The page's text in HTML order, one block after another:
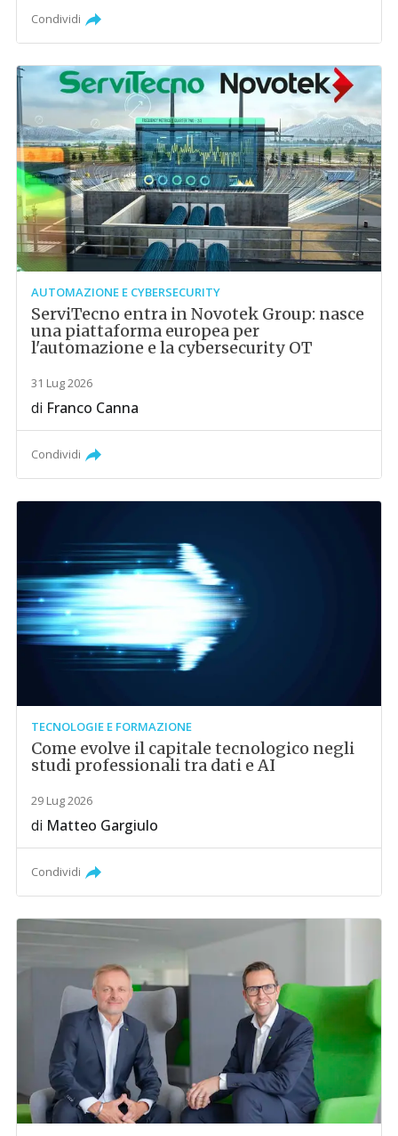
Condividi
AUTOMAZIONE E CYBERSECURITY
ServiTecno entra in Novotek Group: nasce
una piattaforma europea per
l'automazione e la cybersecurity OT
31 Lug 2026
di Franco Canna
Condividi
TECNOLOGIE E FORMAZIONE
Come evolve il capitale tecnologico negli
studi professionali tra dati e AI
29 Lug 2026
di Matteo Gargiulo
Condividi